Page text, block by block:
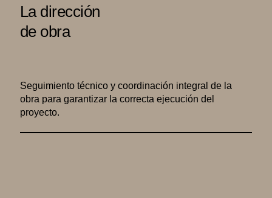
La dirección
de obra
Seguimiento técnico y coordinación integral de la
obra para garantizar la correcta ejecución del
proyecto.